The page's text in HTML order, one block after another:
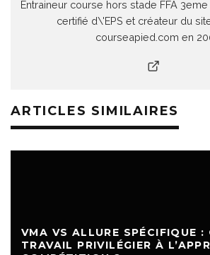
Entraineur course hors stade FFA
certifié d\'EPS et créateur du
courseapied.com en
ARTICLES SIMILAIRES
VMA VS ALLURE SPÉCIFIQUE :
TRAVAIL PRIVILÉGIER À